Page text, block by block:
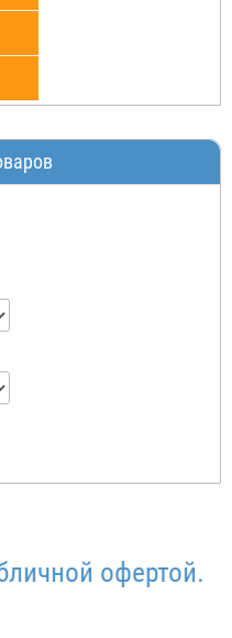
офертой.